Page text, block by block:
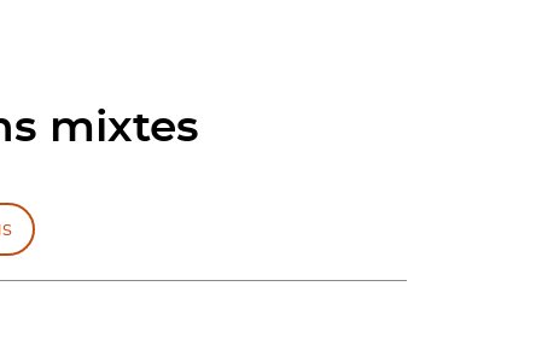
mixtes